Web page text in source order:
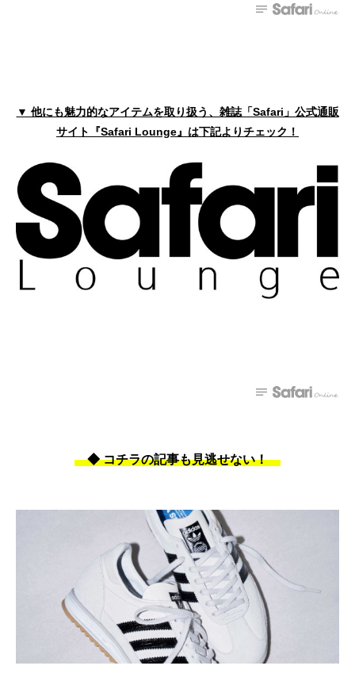
▼ 他にも魅力的なアイテムを取り扱う、雑誌「Safari」公式通販
サイト『Safari Lounge』は下記よりチェック！
◆ コチラの記事も見逃せない！